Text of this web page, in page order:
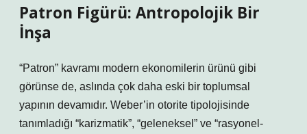
Patron Figürü: Antropolojik Bir
İnşa
“Patron” kavramı modern ekonomilerin ürünü gibi
görünse de, aslında çok daha eski bir toplumsal
yapının devamıdır. Weber’in otorite tipolojisinde
tanımladığı “karizmatik”, “geleneksel” ve “rasyonel-